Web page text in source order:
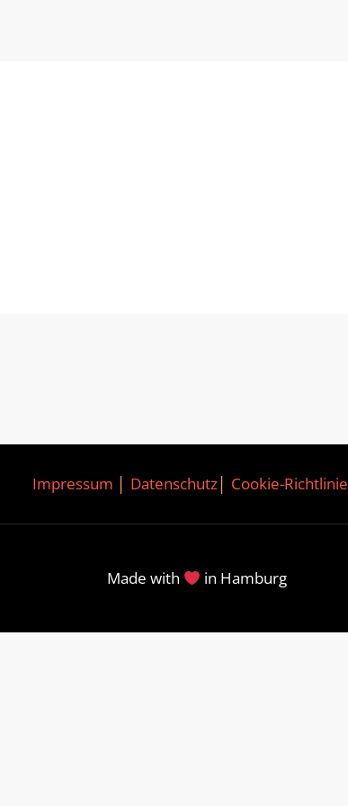
Impressum Datenschutz Cookie-Richtlinie
Made with in Hamburg